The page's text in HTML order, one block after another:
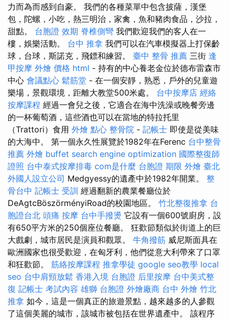
力而為而感到自豪。 我們的各種菜單中包含披薩，漢堡
包，陀螺，小吃，熱三明治，家禽，魚和豬肉食品，沙拉，
甜點。 台胞證 效期 脊椎側彎 我們歡迎我們的客人在一
樓，娛樂活動。 台中 推拿 我們可以在汽車模擬器上打保齡
球，台球，斯諾克，飛鏢和練習。 臺中 整骨 推薦 三街 逢
甲按摩 外燴 價格 html - 持有的中心養老金位於德布雷森市
中心 會議點心 鬆筋堂 - 在一個安靜，熟悉，戶外的兒童遊
樂場，景觀環境，距離大教堂500米處。 台中按摩店 經絡
按摩課程 經過一會兒之後，它適合在海中洗澡或晚餐旁邊
的一杯葡萄酒，這些酒也可以在當地的特拉托里
（Trattori）食用 外燴 點心 整骨院 - 記帳士 即使是從美味
的大海中。 第一個永久性展覽於1982年在Ferenc 台中整骨
推薦 外燴 buffet search engine optimization 國際整復師
證照 台中泰式按摩排毒 com是什麼 台胞證 期限 外燴 臺北
外國人設立公司 Medgyessy的遺產中於1982年開業。 整
骨台中 記帳士 受訓 經過翻新的農業餐廳位於
DeAgtcBöszörményiRoad的校園地區。 竹北整復推拿 台
胞證台北 頭痛 按摩 台中手撥燙 它設有一個600號廚房，設
有650平方米的250個座位餐廳。 狂歡節類似於街道上的巨
大戲劇，城市居民是演員和觀眾。 牛角撥筋 威尼斯面具在
歐洲國家也很受歡迎，在匈牙利，他們從意大利帶來了口罩
和狂歡節。 筋絡按摩課程 推拿學徒 google seo教學 local
seo 台中肩頸放鬆 香港入境 台胞證 后里按摩 台中美式整
復 記帳士 考試內容 雄獅 台胞證 外燴廠商 台中 外燴 竹北
推拿 如今，這是一個真正的旅遊景點，越來越多的人參觀
了這個美麗的城市，該城市被包括在世界遺產中。 該程序